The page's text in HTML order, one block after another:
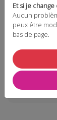
Les
Et si je change
Aucun
peux être
bas de page.